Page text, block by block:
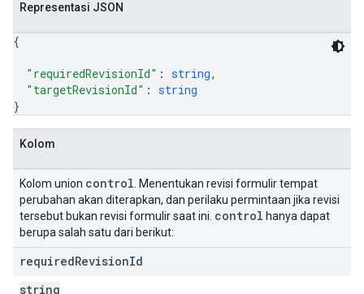
Representasi JSON
{
"requiredRevisionId" : string,
"targetRevisionId" : string
}
Kolom
Kolom union control . Menentukan revisi formulir tempat
perubahan akan diterapkan, dan perilaku permintaan jika revisi
tersebut bukan revisi formulir saat ini. control hanya dapat
berupa salah satu dari berikut:
requiredRevisionId
string